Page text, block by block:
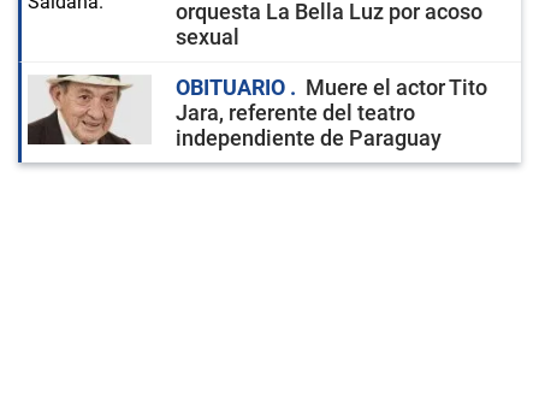
orquesta La Bella Luz por acoso
sexual
OBITUARIO
Muere el actor Tito
Jara, referente del teatro
independiente de Paraguay